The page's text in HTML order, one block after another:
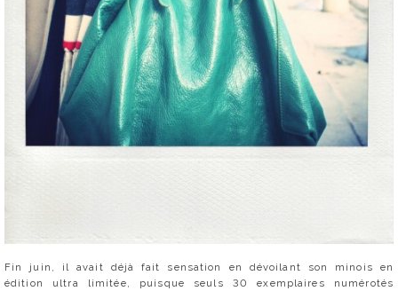
Fin juin, il avait déjà fait sensation en dévoilant son minois en
édition ultra limitée, puisque seuls 30 exemplaires numérotés